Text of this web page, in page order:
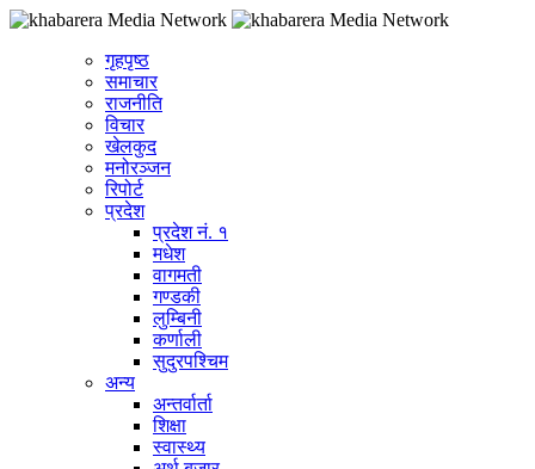
गृहपृष्ठ
समाचार
राजनीति
विचार
खेलकुद
मनोरञ्जन
रिपोर्ट
प्रदेश
प्रदेश नं. १
मधेश
वागमती
गण्डकी
लुम्बिनी
कर्णाली
सुदुरपश्चिम
अन्य
अन्तर्वार्ता
शिक्षा
स्वास्थ्य